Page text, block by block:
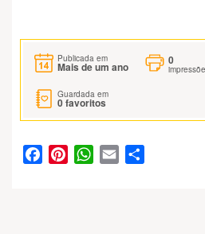
Publicada em
Mais de um ano
0
Guardada em
0favoritos
FacebookPinterestWhatsApp
Email